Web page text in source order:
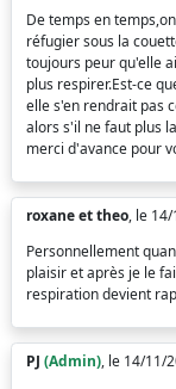
De temps en
réfugier sous la
toujours peur qu'elle
plus respirer.Est-ce
elle s'en rendrait pas
alors s'il ne faut plus
merci d'avance pour
roxane et theo, le
Personnellement
plaisir et après je le
respiration devient
PJ (Admin), le 14/11/